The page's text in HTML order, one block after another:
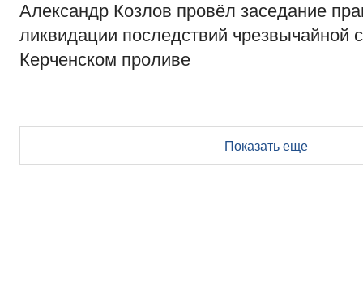
Александр Козлов провёл заседание
ликвидации последствий чрезвычайной
Керченском проливе
Показать еще